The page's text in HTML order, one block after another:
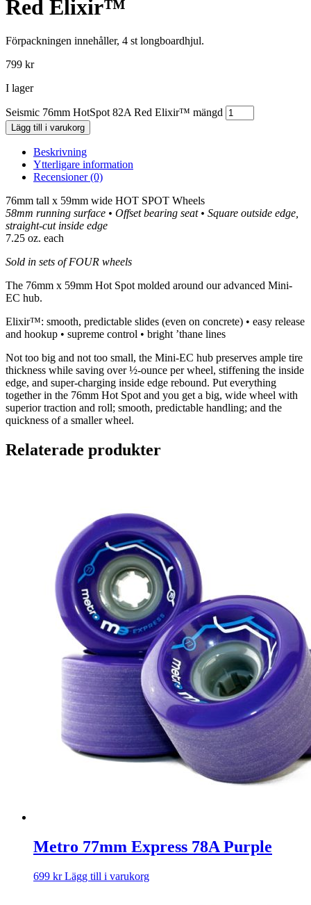
Red Elixir™
Förpackningen innehåller, 4 st longboardhjul.
799 kr
I lager
Seismic 76mm HotSpot 82A Red Elixir™ mängd
Lägg till i varukorg
Beskrivning
Ytterligare information
Recensioner (0)
76mm tall x 59mm wide HOT SPOT Wheels
58mm running surface • Offset bearing seat • Square outside edge,
straight-cut inside edge
7.25 oz. each
Sold in sets of FOUR wheels
The 76mm x 59mm Hot Spot molded around our advanced Mini-
EC hub.
Elixir™: smooth, predictable slides (even on concrete) • easy release
and hookup • supreme control • bright ’thane lines
Not too big and not too small, the Mini-EC hub preserves ample tire
thickness while saving over ½-ounce per wheel, stiffening the inside
edge, and super-charging inside edge rebound. Put everything
together in the 76mm Hot Spot and you get a big, wide wheel with
superior traction and roll; smooth, predictable handling; and the
quickness of a smaller wheel.
Relaterade produkter
Metro 77mm Express 78A Purple
699 kr Lägg till i varukorg